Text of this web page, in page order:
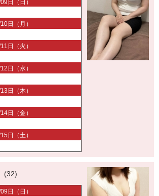
日（日）
日（月）
日（火）
日（水）
日（木）
日（金）
日（土）
(32)
日（日）